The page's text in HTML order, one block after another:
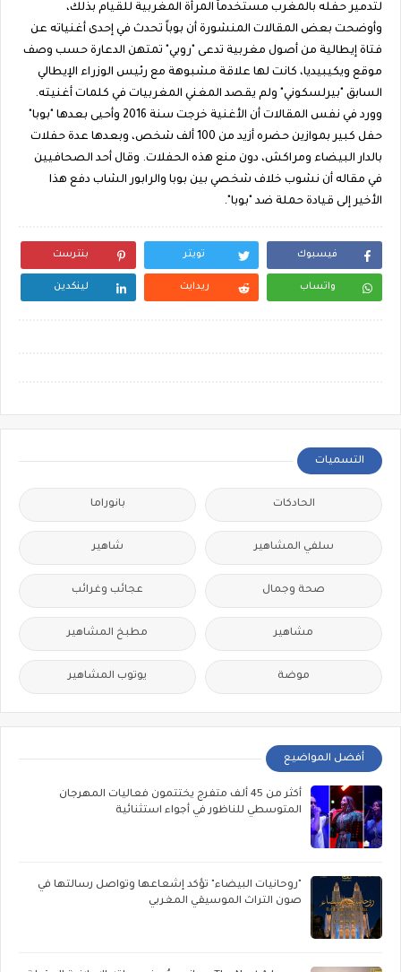
لتدمير حفله بالمغرب مستخدماً المرأة المغربية للقيام بذلك،
وأوضحت بعض المقالات المنشورة أن بوباً تحدث في إحدى أغنياته عن
فتاة إيطالية من أصول مغربية تدعى "روبي" تمتهن الدعارة حسب وصف
موقع ويكيبيديا، كانت لها علاقة مشبوهة مع رئيس الوزراء الإيطالي
السابق "بيرلسكوني" ولم يقصد المغني المغربيات في كلمات أغنيته.
وورد في نفس المقالات أن الأغنية خرجت سنة 2016 وأحيى بعدها "بوبا"
حفل كبير بموازين حضره أزيد من 100 ألف شخص، وبعدها عدة حفلات
بالدار البيضاء ومراكش، دون منع هذه الحفلات. وقال أحد الصحافيين
في مقاله أن نشوب خلاف شخصي بين بوبا والرابور الشاب دفع هذا
الأخير إلى قيادة حملة ضد "بوبا".
فيسبوك تويتر بنترست
واتساب ريدايت لينكدين
التسميات
الحادكات بانوراما
سلفي المشاهير شاهير
صحة وجمال عجائب وغرائب
مشاهير مطبخ المشاهير
موضة يوتوب المشاهير
أفضل المواضيع
أكثر من 45 ألف متفرج يختتمون فعاليات المهرجان
المتوسطي للناظور في أجواء استثنائية
"روحانيات البيضاء" تؤكد إشعاعها وتواصل رسالتها في
صون التراث الموسيقي المغربي